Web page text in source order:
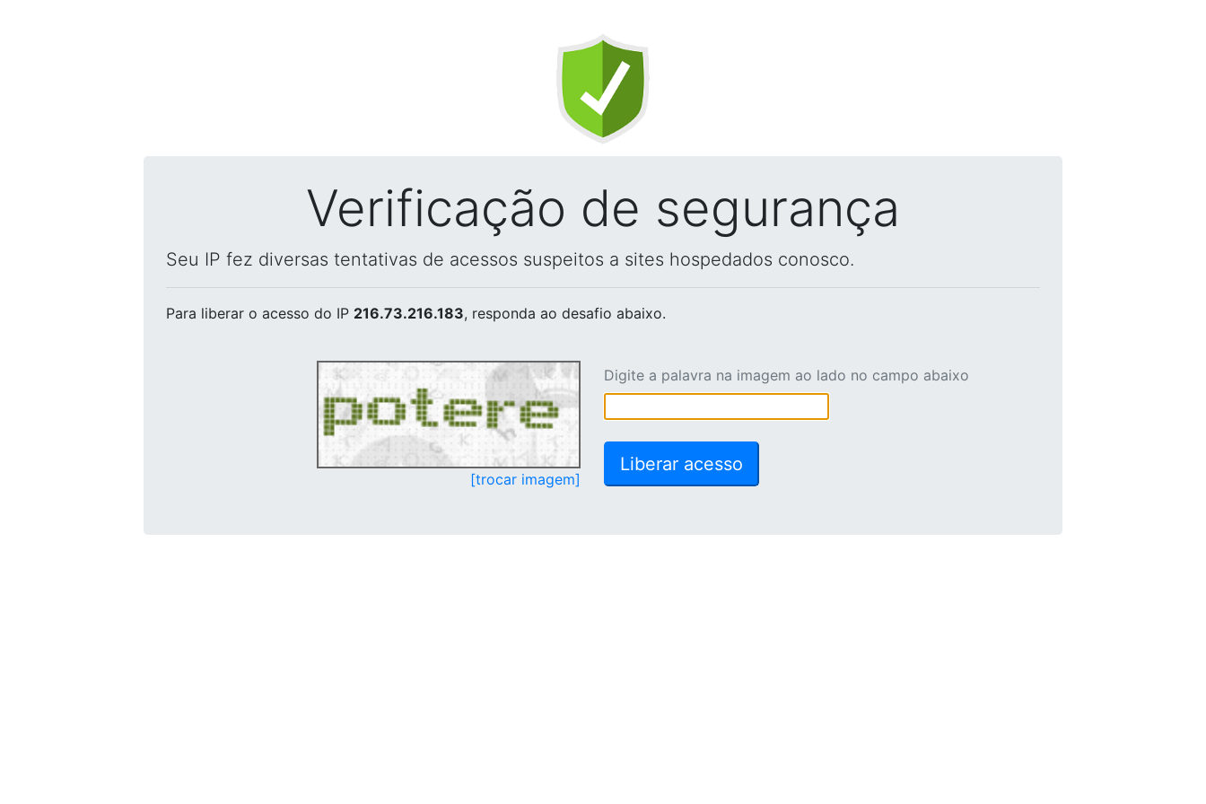
Verificação de segurança
Seu IP fez diversas tentativas de acessos suspeitos a sites hospedados conosco.
Para liberar o acesso do IP 216.73.216.183, responda ao desafio abaixo.
[trocar imagem]
Digite a palavra na imagem ao lado no campo abaixo